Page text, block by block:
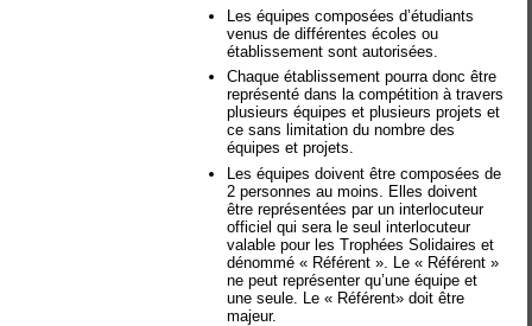
Les équipes composées d’étudiants
venus de différentes écoles ou
établissement sont autorisées.
Chaque établissement pourra donc être
représenté dans la compétition à travers
plusieurs équipes et plusieurs projets et
ce sans limitation du nombre des
équipes et projets.
Les équipes doivent être composées de
2 personnes au moins. Elles doivent
être représentées par un interlocuteur
officiel qui sera le seul interlocuteur
valable pour les Trophées Solidaires et
dénommé « Référent ». Le « Référent »
ne peut représenter qu’une équipe et
une seule. Le « Référent» doit être
majeur.